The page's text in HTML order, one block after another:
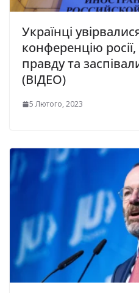
Українці
конференцію
правду та
(ВІДЕО)
5 Лютого, 2023